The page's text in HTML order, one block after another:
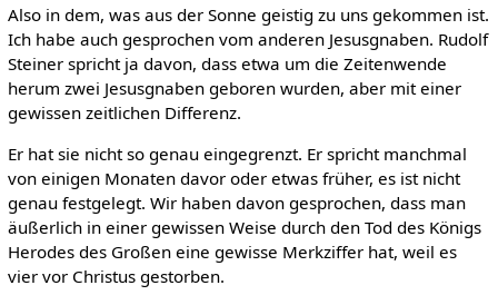
Also in dem, was aus der Sonne geistig zu uns gekommen ist.
Ich habe auch gesprochen vom anderen Jesusgnaben. Rudolf
Steiner spricht ja davon, dass etwa um die Zeitenwende
herum zwei Jesusgnaben geboren wurden, aber mit einer
gewissen zeitlichen Differenz.
Er hat sie nicht so genau eingegrenzt. Er spricht manchmal
von einigen Monaten davor oder etwas früher, es ist nicht
genau festgelegt. Wir haben davon gesprochen, dass man
äußerlich in einer gewissen Weise durch den Tod des Königs
Herodes des Großen eine gewisse Merkziffer hat, weil es
vier vor Christus gestorben.